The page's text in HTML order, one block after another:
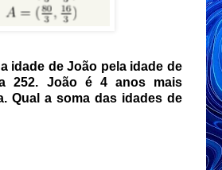
idade de João pela idade de
252. João é 4 anos mais
Qual a soma das idades de